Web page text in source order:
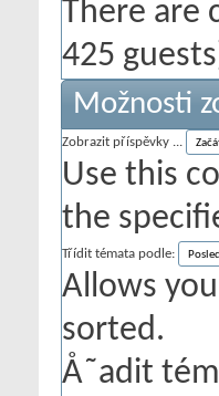
There are
425
Možnosti
Zobrazit příspěvky ...
Use this
the
Třídit témata podle:
Allows
sorted.
Å˜adit